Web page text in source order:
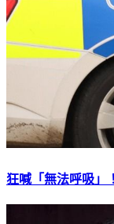
狂喊「無法呼吸